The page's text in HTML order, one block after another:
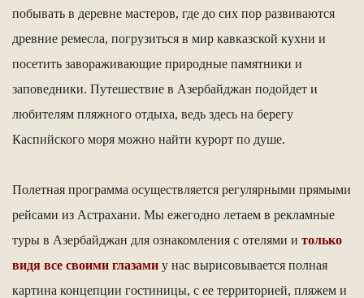
побывать в деревне мастеров, где до сих пор развиваются
древние ремесла, погрузиться в мир кавказской кухни и
посетить завораживающие природные памятники и
заповедники. Путешествие в Азербайджан подойдет и
любителям пляжного отдыха, ведь здесь на берегу
Каспийского моря можно найти курорт по душе.
Полетная программа осуществляется регулярными прямыми
рейсами из Астрахани. Мы ежегодно летаем в рекламные
туры в Азербайджан для ознакомления с отелями и только
видя все своими глазами у нас вырисовывается полная
картина концепции гостиницы, с ее территорией, пляжем и